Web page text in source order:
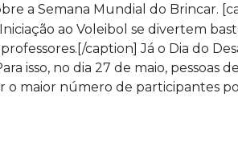
a Semana Mundial do Brincar.
caption] Já o Dia do
isso, no dia 27 de maio, pessoas
maior número de participantes